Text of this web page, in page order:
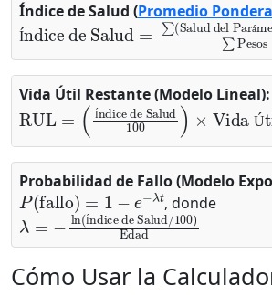
Índice de Salud (Promedio
Í
Índice de Salud=∑(
Salud del Parámetro×Peso)∑Pesos
Vida Útil Restante (Modelo Lineal):
Í
Ú
RUL =(Índice de Salud100)×
Edad del EquipoVida Útil de Diseño)
Probabilidad de Fallo (Modelo
P(fallo)=1−e−λt
, donde
λ =−ln(
Índice de Salud/100)Edad
Cómo Usar la